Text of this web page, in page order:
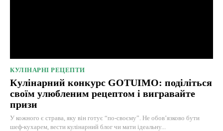
КУЛІНАРНІ РЕЦЕПТИ
Кулінарний конкурс GOTUIMO: поділіться
своїм улюбленим рецептом і вигравайте
призи
У кожного є страва, яку він готує “по-своєму”. Не обов’язково бути
шеф-кухарем, вести кулінарний блог чи мати ідеальну...